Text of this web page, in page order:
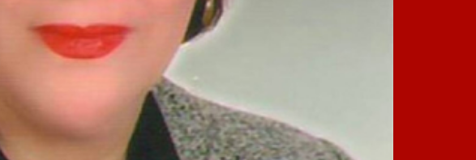
الأنبا بيمن يواجه أرستقراطية
الكهنة ــ الاشكاليات ــ